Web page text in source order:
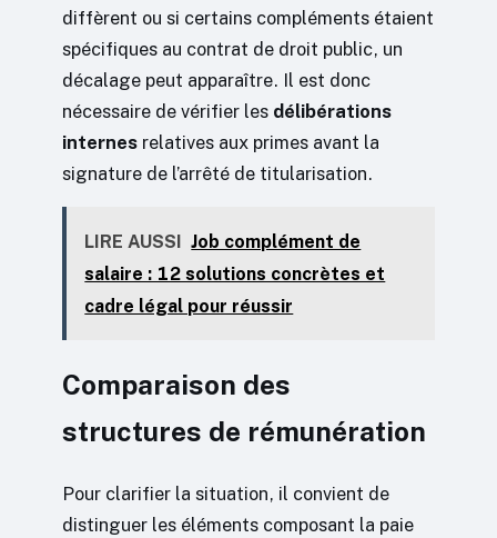
diffèrent ou si certains compléments étaient
spécifiques au contrat de droit public, un
décalage peut apparaître. Il est donc
nécessaire de vérifier les délibérations
internes relatives aux primes avant la
signature de l’arrêté de titularisation.
LIRE AUSSI Job complément de
salaire : 12 solutions concrètes et
cadre légal pour réussir
Comparaison des
structures de rémunération
Pour clarifier la situation, il convient de
distinguer les éléments composant la paie